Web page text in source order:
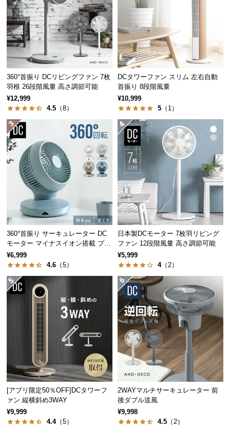
中
型
商
品
の
配
送
に
つ
い
て
型
商
品
配
送
に
つ
い
て
開
ス
に
つ
て
360°首振り DCリビングファン 7枚
羽根 26段階風量 高さ調節可能
¥12,999
4.5 （8）
DCタワーファン スリム 左右自動
首振り 8段階風量
¥10,999
5 （1）
360°首振り サーキュレーター DC
モーター マイナスイオン搭載 プレ
ミアムタイプ
¥6,999
4.6 （5）
日本製DCモーター 7枚羽リビング
ファン 12段階風量 高さ調節可能
¥5,999
4（2）
[アプリ限定50％OFF]DCタワーフ
ァン 縦横斜め3WAY
¥9,999
4.4（5）
2WAYマルチサーキュレーター 前
後ダブル送風
¥9,998
4.5 （2）